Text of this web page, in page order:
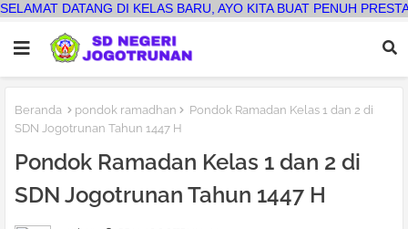
DI KELAS BARU, AYO KITA BUAT PENUH PRESTASI
Beranda pondok ramadhan
Pondok Ramadan Kelas 1 dan 2 di
SDN Jogotrunan Tahun 1447 H
Pondok Ramadan Kelas 1 dan 2 di
SDN Jogotrunan Tahun 1447 H